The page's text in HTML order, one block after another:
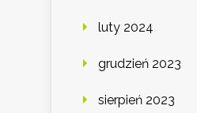
luty 2024
grudzień 2023
sierpień 2023